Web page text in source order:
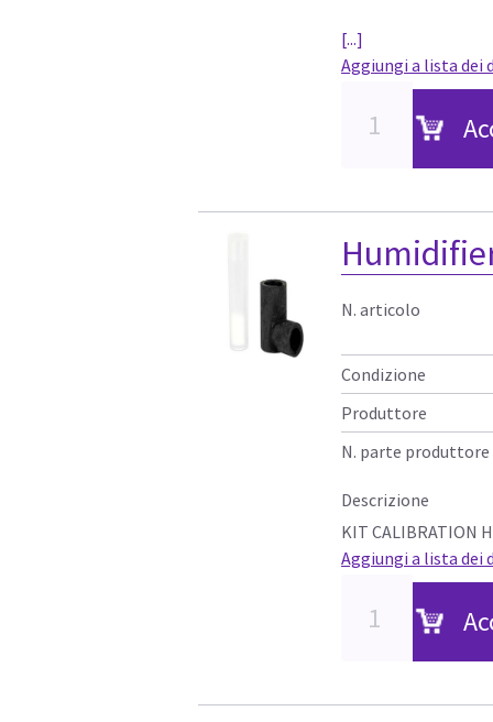
[...]
Aggiungi a lista dei
N. articolo
Condizione
Produttore
N. parte produttore
Descrizione
KIT CALIBRATION
Aggiungi a lista dei